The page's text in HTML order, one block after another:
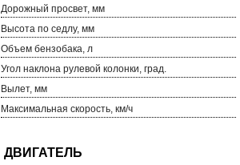
Дорожный просвет, мм
Высота по седлу, мм
Объем бензобака, л
Угол наклона рулевой колонки, град.
Вылет, мм
Максимальная скорость, км/ч